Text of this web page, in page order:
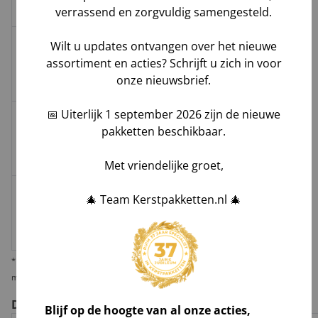
dienstverlener
2 - 4 Pallet
Melis Logistics /
Logistiek
dienstverlener
€45,-
Pallet
Melis Logistics /
Losse
* Wij verzenden 1 kerstpakket standaard per pakketdienst, maar bieden u de
mogelijkheid deze per pallet te laten leveren i.v.m. veiligheid en zekerheid.
De voor- en nadelen per verzendoptie
verrassend en zorgvuldig samengesteld.
Wilt u updates ontvangen over het nieuwe
assortiment en acties? Schrijft u zich in voor
onze nieuwsbrief.
📅 Uiterlijk 1 september 2026 zijn de nieuwe
pakketten beschikbaar.
Met vriendelijke groet,
🎄 Team Kerstpakketten.nl 🎄
Blijf op de hoogte van al onze acties,